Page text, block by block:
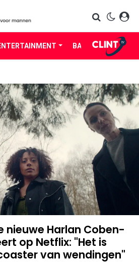
BABES LIFE
nieuwe Harlan Coben-
op Netflix: "Het is
van wendingen"